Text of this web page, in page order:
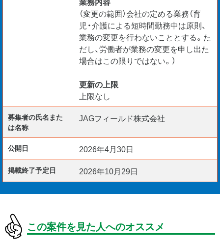
（変更の範囲）会社の定める業務（育
児・介護による短時間勤務中は原則、
業務の変更を行わないこととする。た
だし、労働者が業務の変更を申し出た
場合はこの限りではない。）
更新の上限
上限なし
募集者の氏名また
は名称
JAGフィールド株式会社
公開日 2026年4月30日
掲載終了予定日 2026年10月29日
この案件を見た人へのオススメ